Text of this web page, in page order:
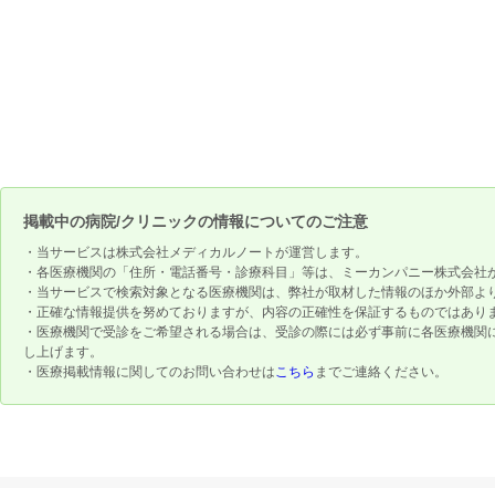
掲載中の病院/クリニックの情報についてのご注意
・当サービスは株式会社メディカルノートが運営します。
・各医療機関の「住所・電話番号・診療科目」等は、ミーカンパニー株式会
・当サービスで検索対象となる医療機関は、弊社が取材した情報のほか外部
・正確な情報提供を努めておりますが、内容の正確性を保証するものではあり
・医療機関で受診をご希望される場合は、受診の際には必ず事前に各医療機
し上げます。
・医療掲載情報に関してのお問い合わせはこちら までご連絡ください。